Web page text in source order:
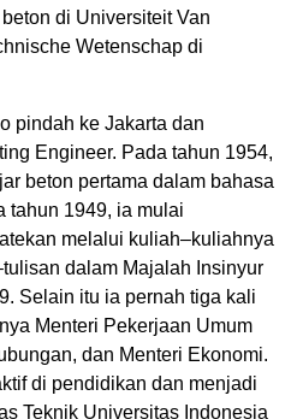
di Universiteit Van
Wetenschap di
pindah ke Jakarta dan
Engineer. Pada tahun 1954,
beton pertama dalam bahasa
tahun 1949, ia mulai
melalui kuliah–kuliahnya
dalam Majalah Insinyur
Selain itu ia pernah tiga kali
Menteri Pekerjaan Umum
dan Menteri Ekonomi.
di pendidikan dan menjadi
Teknik Universitas Indonesia